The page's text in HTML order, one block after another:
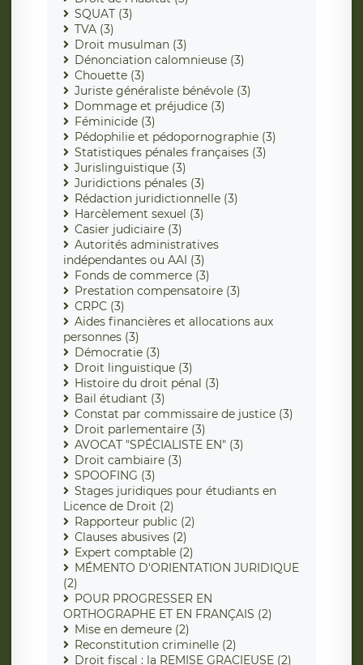
SQUAT (3)
TVA (3)
Droit musulman (3)
Dénonciation calomnieuse (3)
Chouette (3)
Juriste généraliste bénévole (3)
Dommage et préjudice (3)
Féminicide (3)
Pédophilie et pédopornographie (3)
Statistiques pénales françaises (3)
Jurislinguistique (3)
Juridictions pénales (3)
Rédaction juridictionnelle (3)
Harcèlement sexuel (3)
Casier judiciaire (3)
Autorités administratives
indépendantes ou AAI (3)
Fonds de commerce (3)
Prestation compensatoire (3)
CRPC (3)
Aides financières et allocations aux
personnes (3)
Démocratie (3)
Droit linguistique (3)
Histoire du droit pénal (3)
Bail étudiant (3)
Constat par commissaire de justice (3)
Droit parlementaire (3)
AVOCAT "SPÉCIALISTE EN" (3)
Droit cambiaire (3)
SPOOFING (3)
Stages juridiques pour étudiants en
Licence de Droit (2)
Rapporteur public (2)
Clauses abusives (2)
Expert comptable (2)
MÉMENTO D'ORIENTATION JURIDIQUE
(2)
POUR PROGRESSER EN
ORTHOGRAPHE ET EN FRANÇAIS (2)
Mise en demeure (2)
Reconstitution criminelle (2)
Droit fiscal : la REMISE GRACIEUSE (2)